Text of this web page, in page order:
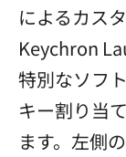
によるカス
Keychron
特別なソフ
キー割り当
ます。左側